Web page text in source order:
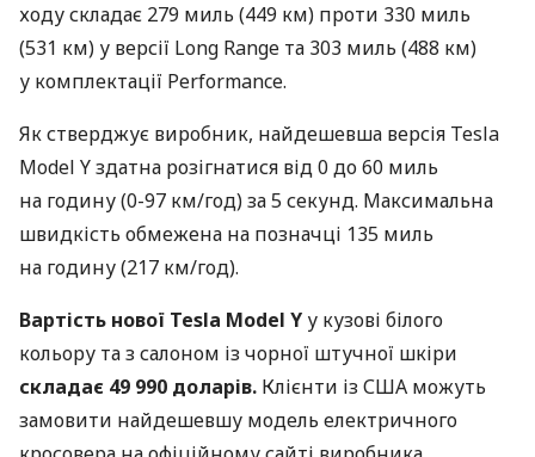
ходу складає 279 миль (449 км) проти 330 миль
(531 км) у версії Long Range та 303 миль (488 км)
у комплектації Performance.
Як стверджує виробник, найдешевша версія Tesla
Model Y здатна розігнатися від 0 до 60 миль
на годину (0-97 км/год) за 5 секунд. Максимальна
швидкість обмежена на позначці 135 миль
на годину (217 км/год).
Вартість нової Tesla Model Y у кузові білого
кольору та з салоном із чорної штучної шкіри
складає 49 990 доларів. Клієнти із США можуть
замовити найдешевшу модель електричного